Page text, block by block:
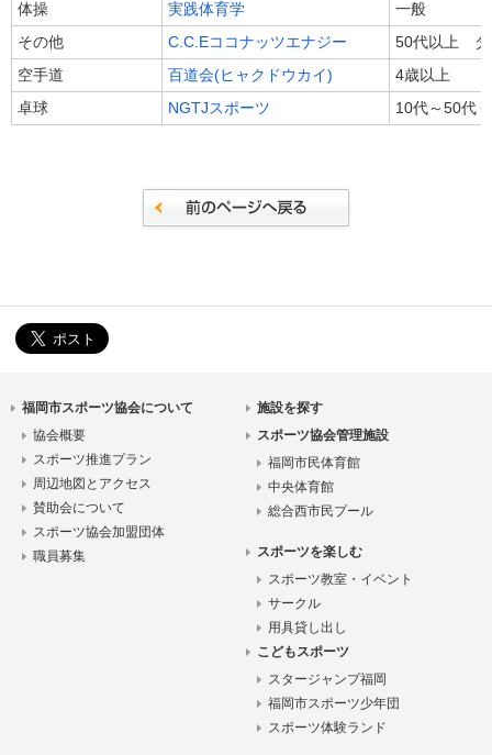
体操
実践体育学
一般
その他
C.C.Eココナッツエナジー
50代以上 ダ
空手道
百道会(ヒャクドウカイ)
4歳以上
卓球
NGTJスポーツ 10代～50代
福岡市スポーツ協会について
協会概要
スポーツ推進プラン
周辺地図とアクセス
賛助会について
スポーツ協会加盟団体
職員募集
施設を探す
スポーツ協会管理施設
福岡市民体育館
中央体育館
総合西市民プール
スポーツを楽しむ
スポーツ教室・イベント
サークル
用具貸し出し
こどもスポーツ
スタージャンプ福岡
福岡市スポーツ少年団
スポーツ体験ランド